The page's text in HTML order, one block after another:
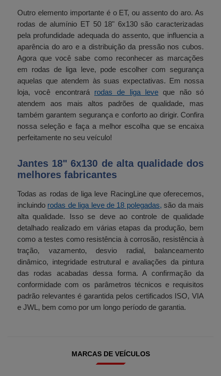
Outro elemento importante é o ET, ou assento do aro. As
rodas de alumínio ET 50 18" 6x130 são caracterizadas
pela profundidade adequada do assento, que influencia a
aparência do aro e a distribuição da pressão nos cubos.
Agora que você sabe como reconhecer as marcações
em rodas de liga leve, pode escolher com segurança
aquelas que atendem às suas expectativas. Em nossa
loja, você encontrará rodas de liga leve que não só
atendem aos mais altos padrões de qualidade, mas
também garantem segurança e conforto ao dirigir. Confira
nossa seleção e faça a melhor escolha que se encaixa
perfeitamente no seu veículo!
Jantes 18" 6x130 de alta qualidade dos
melhores fabricantes
Todas as rodas de liga leve RacingLine que oferecemos,
incluindo rodas de liga leve de 18 polegadas, são da mais
alta qualidade. Isso se deve ao controle de qualidade
detalhado realizado em várias etapas da produção, bem
como a testes como resistência à corrosão, resistência à
tração, vazamento, desvio radial, balanceamento
dinâmico, integridade estrutural e avaliações da pintura
das rodas acabadas dessa forma. A confirmação da
conformidade com os parâmetros técnicos e requisitos
padrão relevantes é garantida pelos certificados ISO, VIA
e JWL, bem como por um longo período de garantia.
MARCAS DE VEÍCULOS